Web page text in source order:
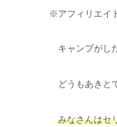
※アフィリエイ
キャンプがし
どうもあきと
みなさんはセ